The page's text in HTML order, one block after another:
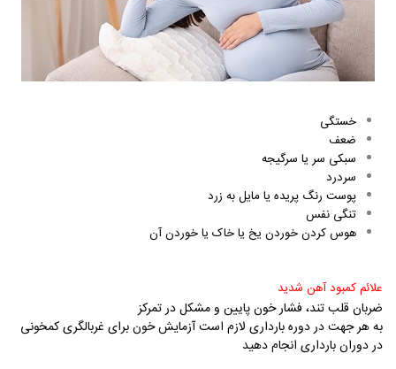
خستگی
ضعف
سبکی سر یا سرگیجه
سردرد
پوست رنگ پریده یا مایل به زرد
تنگی نفس
هوس کردن خوردن یخ یا خاک یا خوردن آن
علائم کمبود آهن شدید
ضربان قلب تند، فشار خون پایین و مشکل در تمرکز
به هر جهت در دوره بارداری لازم است آزمایش خون برای غربالگری کمخونی
در دوران بارداری انجام دهید